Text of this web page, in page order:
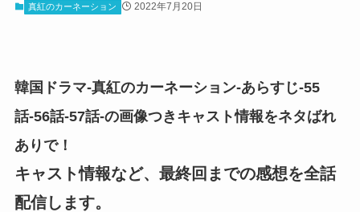
真紅のカーネーション 2022年7月20日
韓国ドラマ-真紅のカーネーション-あらすじ-55
話-56話-57話-の画像つきキャスト情報をネタばれ
ありで！
キャスト情報など、最終回までの感想を全話
配信します。